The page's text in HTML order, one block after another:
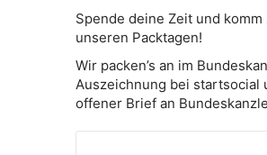
Spende deine Zeit und komm
unseren Packtagen!
Wir packen’s an im
Auszeichnung bei startsocial
offener Brief an